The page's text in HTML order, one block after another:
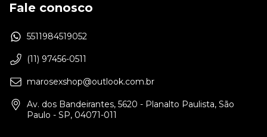
Fale conosco
5511984519052
(11) 97456-0511
marosexshop@outlook.com.br
Av. dos Bandeirantes, 5620 - Planalto Paulista, São
Paulo - SP, 04071-011